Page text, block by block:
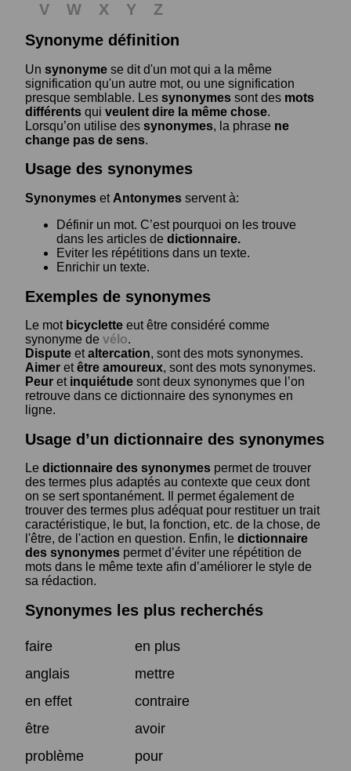
V W X Y
Z
Synonyme définition
Un synonyme se dit d'un mot qui a la même
signification qu'un autre mot, ou une signification
presque semblable. Les synonymes sont des mots
différents qui veulent dire la même chose.
Lorsqu’on utilise des synonymes, la phrase ne
change pas de sens.
Usage des synonymes
Synonymes et Antonymes servent à:
Définir un mot. C’est pourquoi on les trouve
dans les articles de dictionnaire.
Eviter les répétitions dans un texte.
Enrichir un texte.
Exemples de synonymes
Le mot bicyclette eut être considéré comme
synonyme de vélo.
Dispute etaltercation, sont des mots synonymes.
Aimer etêtre amoureux, sont des mots synonymes.
Peur et inquiétude sont deux synonymes que l’on
retrouve dans ce dictionnaire des synonymes en
ligne.
Usage d’un dictionnaire des synonymes
Le dictionnaire des synonymes permet de trouver
des termes plus adaptés au contexte que ceux dont
on se sert spontanément. Il permet également de
trouver des termes plus adéquat pour restituer un trait
caractéristique, le but, la fonction, etc. de la chose, de
l'être, de l'action en question. Enfin, le dictionnaire
des synonymes permet d’éviter une répétition de
mots dans le même texte afin d’améliorer le style de
sa rédaction.
Synonymes les plus recherchés
faire
en plus
anglais
mettre
en effet
contraire
être
avoir
problème
pour